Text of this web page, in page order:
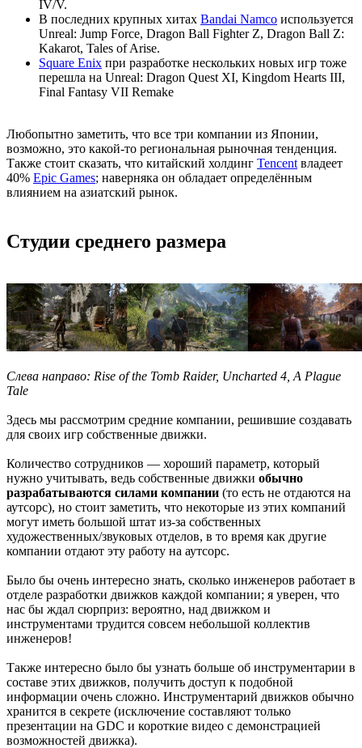
IV/V.
В последних крупных хитах Bandai Namco используется
Unreal: Jump Force, Dragon Ball Fighter Z, Dragon Ball Z:
Kakarot, Tales of Arise.
Square Enix при разработке нескольких новых игр тоже
перешла на Unreal: Dragon Quest XI, Kingdom Hearts III,
Final Fantasy VII Remake
Любопытно заметить, что все три компании из Японии,
возможно, это какой-то региональная рыночная тенденция.
Также стоит сказать, что китайский холдинг Tencent владеет
40% Epic Games; наверняка он обладает определённым
влиянием на азиатский рынок.
Студии среднего размера
Слева направо: Rise of the Tomb Raider, Uncharted 4, A Plague
Tale
Здесь мы рассмотрим средние компании, решившие создавать
для своих игр собственные движки.
Количество сотрудников — хороший параметр, который
нужно учитывать, ведь собственные движки обычно
разрабатываются силами компании (то есть не отдаются на
аутсорс), но стоит заметить, что некоторые из этих компаний
могут иметь большой штат из-за собственных
художественных/звуковых отделов, в то время как другие
компании отдают эту работу на аутсорс.
Было бы очень интересно знать, сколько инженеров работает в
отделе разработки движков каждой компании; я уверен, что
нас бы ждал сюрприз: вероятно, над движком и
инструментами трудится совсем небольшой коллектив
инженеров!
Также интересно было бы узнать больше об инструментарии в
составе этих движков, получить доступ к подобной
информации очень сложно. Инструментарий движков обычно
хранится в секрете (исключение составляют только
презентации на GDC и короткие видео с демонстрацией
возможностей движка).